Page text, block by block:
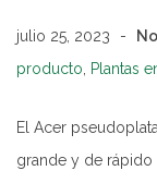
julio 25, 2023
producto, Plantas
El Acer
grande y de rápido